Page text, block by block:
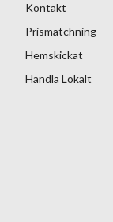
Kontakt
Prismatchning
Hemskickat
Handla Lokalt